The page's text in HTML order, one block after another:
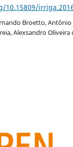
Broetto, Antônio
Alexsandro Oliveira